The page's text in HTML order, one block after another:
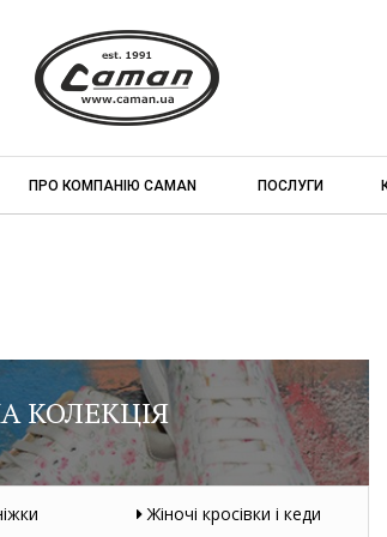
ПРО КОМПАНІЮ CAMAN ПОСЛУГИ
КОЛЕКЦІЯ
Жіночі кросівки і кеди